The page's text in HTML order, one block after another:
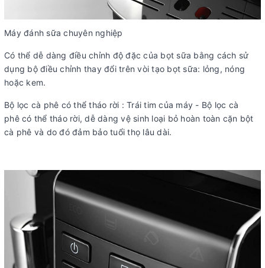
Máy đánh sữa chuyên nghiệp
Có thể dễ dàng điều chỉnh độ đặc của bọt sữa bằng cách sử
dụng bộ điều chỉnh thay đổi trên vòi tạo bọt sữa: lỏng, nóng
hoặc kem.
Bộ lọc cà phê có thể tháo rời : Trái tim của máy - Bộ lọc cà
phê có thể tháo rời, dễ dàng vệ sinh loại bỏ hoàn toàn cặn bột
cà phê và do đó đảm bảo tuổi thọ lâu dài.